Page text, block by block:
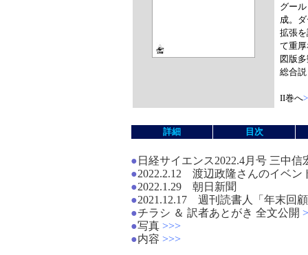
グー
成。
拡張
て重
図版
総合
II巻へ
詳細 目次
●日経サイエンス2022.4月号 三中信
●2022.2.12 渡辺政隆さんのイベン
●2022.1.29 朝日新聞
●2021.12.17 週刊読書人「年末回
●チラシ ＆ 訳者あとがき 全文公開
●写真 >>>
●内容 >>>